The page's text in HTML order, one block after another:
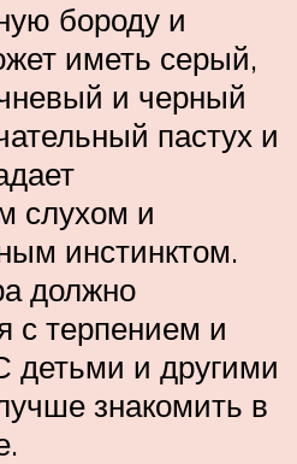
бороду и
иметь серый,
и черный
пастух и
слухом и
инстинктом.
должно
с терпением и
детьми и другими
знакомить в